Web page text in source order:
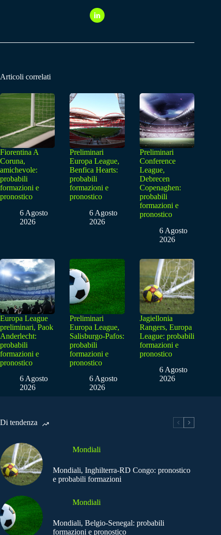
Articoli correlati
Fiorentina A
Coruna,
amichevole:
probabili
formazioni e
pronostico
6 Agosto
2026
Preliminari
Europa League,
Benfica Hearts:
probabili
formazioni e
pronostico
6 Agosto
2026
Preliminari
Conference
League,
Debrecen
Copenaghen:
probabili
formazioni e
pronostico
6 Agosto
2026
Europa League
preliminari, Paok
Anderlecht:
probabili
formazioni e
pronostico
6 Agosto
2026
Preliminari
Europa League,
Salisburgo-Pafos:
probabili
formazioni e
pronostico
6 Agosto
2026
Jagiellonia
Rangers, Europa
League: probabili
formazioni e
pronostico
6 Agosto
2026
Di tendenza
Mondiali
Mondiali, Inghilterra-RD Congo: pronostico
e probabili formazioni
Mondiali
Mondiali, Belgio-Senegal: probabili
formazioni e pronostico